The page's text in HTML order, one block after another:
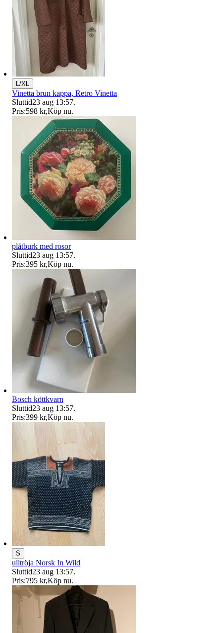
L/XL
Vinetta brun kappa, Retro Vinetta
Sluttid23 aug 13:57.
Pris:598 kr,Köp nu.
plåtburk med rosor
Sluttid23 aug 13:57.
Pris:395 kr,Köp nu.
Bosch köttkvarn
Sluttid23 aug 13:57.
Pris:399 kr,Köp nu.
S
ulltröja Norsk In Wild
Sluttid23 aug 13:57.
Pris:795 kr,Köp nu.